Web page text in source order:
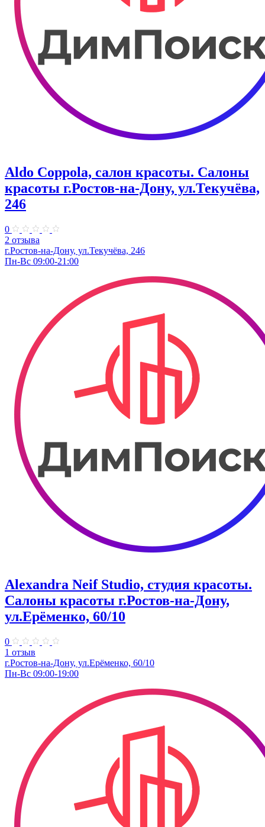
Aldo Coppola, салон красоты. Салоны
красоты г.Ростов-на-Дону, ул.Текучёва,
246
0
2 отзыва
г.Ростов-на-Дону, ул.Текучёва, 246
Пн-Вс 09:00-21:00
Alexandra Neif Studio, студия красоты.
Салоны красоты г.Ростов-на-Дону,
ул.Ерёменко, 60/10
0
1 отзыв
г.Ростов-на-Дону, ул.Ерёменко, 60/10
Пн-Вс 09:00-19:00